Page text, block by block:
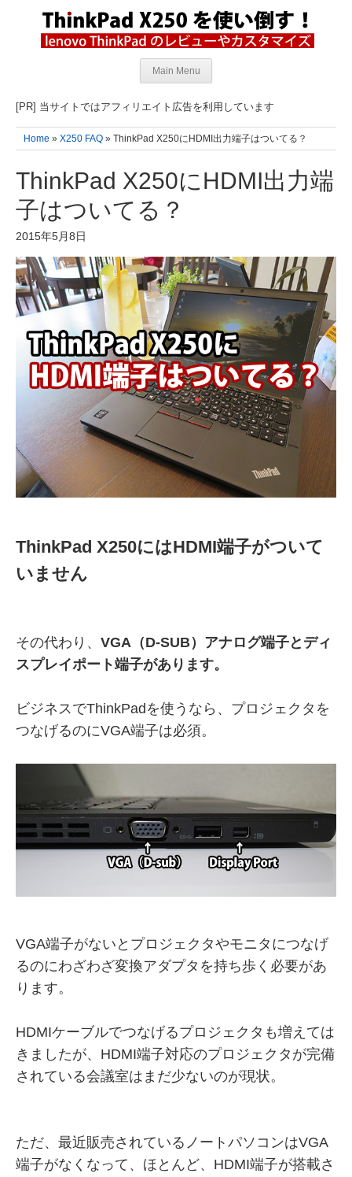
Main Menu
[PR] 当サイトではアフィリエイト広告を利用しています
Home » X250 FAQ » ThinkPad X250にHDMI出力端子はついてる？
ThinkPad X250にHDMI出力端
子はついてる？
2015年5月8日
ThinkPad X250にはHDMI端子がついて
いません
その代わり、 VGA（D-SUB）アナログ端子とディ
スプレイポート端子があります。
ビジネスでThinkPadを使うなら、プロジェクタを
つなげるのにVGA端子は必須。
VGA端子がないとプロジェクタやモニタにつなげ
るのにわざわざ変換アダプタを持ち歩く必要があ
ります。
HDMIケーブルでつなげるプロジェクタも増えては
きましたが、HDMI端子対応のプロジェクタが完備
されている会議室はまだ少ないのが現状。
ただ、最近販売されているノートパソコンはVGA
端子がなくなって、ほとんど、HDMI端子が搭載さ